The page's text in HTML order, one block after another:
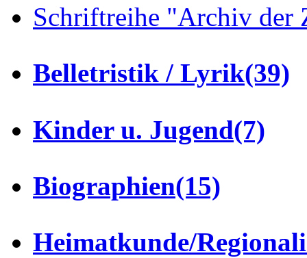
Schriftreihe "Archiv der
Belletristik / Lyrik(39)
Kinder u. Jugend(7)
Biographien(15)
Heimatkunde/